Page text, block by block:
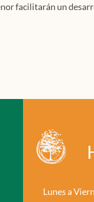
facilitarán un
Lunes a